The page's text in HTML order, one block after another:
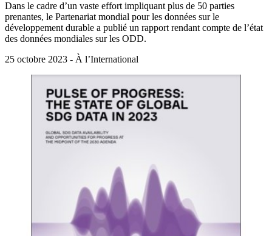
Dans le cadre d’un vaste effort impliquant plus de 50 parties
prenantes, le Partenariat mondial pour les données sur le
développement durable a publié un rapport rendant compte de l’état
des données mondiales sur les ODD.
25 octobre 2023 - À l’International